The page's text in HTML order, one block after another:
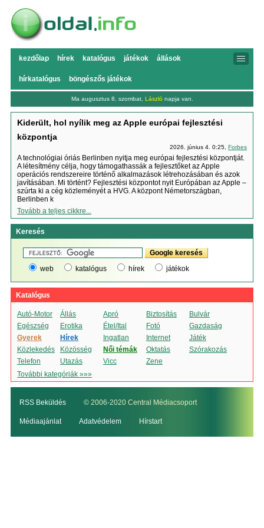
kezdőlap hírek katalógus játékok állások
hírkatalógus böngészős játékok
Ma augusztus 8, szombat, László napja van.
Kiderült, hol nyílik meg az Apple európai fejlesztési
központja
2026. június 4. 0:25,Forbes
A technológiai óriás Berlinben nyitja meg európai fejlesztési központját.
A létesítmény célja, hogy támogathassák a fejlesztőket az Apple
operációs rendszereire történő alkalmazások létrehozásában és azok
javításában. Mi történt? Fejlesztési központot nyit Európában az Apple –
szúrta ki a cég közleményét a HVG. A központ Németországban,
Berlinben k
Tovább a teljes cikkre...
Keresés
web katalógus hírek játékok
Katalógus
Autó-Motor Állás Apró Biztosítás
Bulvár
Egészség
Erotika Étel/Ital Fotó
Gazdaság
Gyerek
Hírek Ingatlan Internet
Játék
Közlekedés
Közösség Női témák Oktatás
Szórakozás
Telefon
Utazás Vicc
Zene
További kategóriák »»»
RSS Beküldés © 2006-2020 Central Médiacsoport
Médiaajánlat Adatvédelem Hírstart